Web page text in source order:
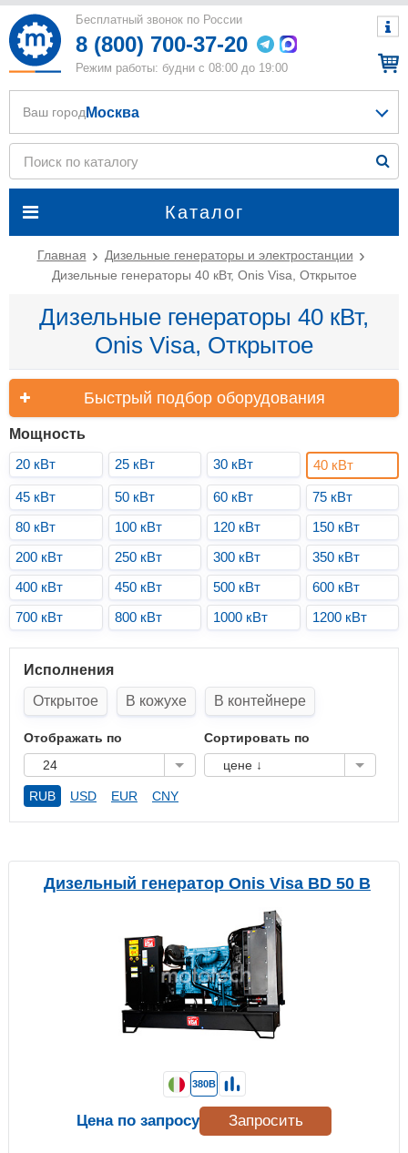
Бесплатный звонок по России
8 (800) 700-37-20
Режим работы: будни с 08:00 до 19:00
Каталог
Ваш город Москва
Главная
Дизельные генераторы и электростанции
Дизельные генераторы 40 кВт, Onis Visa, Открытое
Дизельные генераторы 40 кВт,
Onis Visa, Открытое
Быстрый подбор оборудования
Мощность
20 кВт
25 кВт 30 кВт 40 кВт
45 кВт 50 кВт 60 кВт
75 кВт
80 кВт
100 кВт 120 кВт
150 кВт
200 кВт
250 кВт 300 кВт
350 кВт
400 кВт
450 кВт 500 кВт
600 кВт
700 кВт
800 кВт 1000 кВт 1200 кВт
Исполнения
Открытое
В кожухе В контейнере
Отображать по
24
Сортировать по
цене ↓
RUB USD EUR CNY
Дизельный генератор Onis Visa BD 50 B
380В
Цена по запросу Запросить